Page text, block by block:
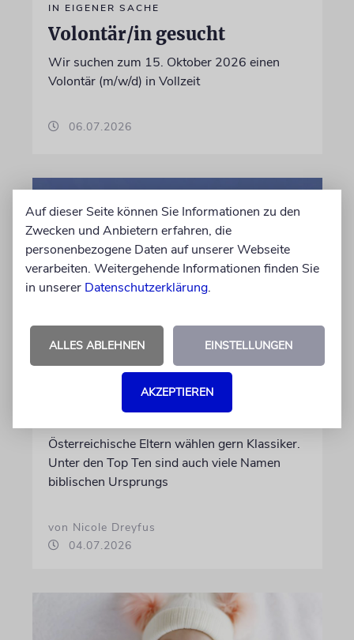
IN EIGENER SACHE
Volontär/in gesucht
Wir suchen zum 15. Oktober 2026 einen
Volontär (m/w/d) in Vollzeit
06.07.2026
STATISTIK
Diese hebräischen
Vornamen in Österreich sind
am beliebtesten
Österreichische Eltern wählen gern Klassiker.
Unter den Top Ten sind auch viele Namen
biblischen Ursprungs
von Nicole Dreyfus
04.07.2026
Auf dieser Seite können Sie Informationen zu den
Zwecken und Anbietern erfahren, die
personenbezogene Daten auf unserer Webseite
verarbeiten. Weitergehende Informationen finden Sie
in unserer Datenschutzerklärung.
ALLES ABLEHNEN EINSTELLUNGEN
AKZEPTIEREN